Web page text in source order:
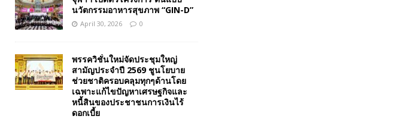
นวัตกรรมอาหารสุขภาพ “GIN-D”
April 30, 2026 0
พรรควิชั่นใหม่จัดประชุมใหญ่
สามัญประจำปี 2569 ชูนโยบาย
ช่วยชาติครอบคลุมทุกๆด้านโดย
เฉพาะแก้ไขปัญหาเศรษฐกิจและ
หนี้สินของประชาชนการเงินไร้
ดอกเบี้ย